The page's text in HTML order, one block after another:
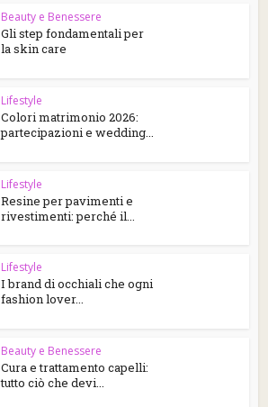
Beauty e Benessere
Gli step fondamentali per
la skin care
Lifestyle
Colori matrimonio 2026:
partecipazioni e wedding...
Lifestyle
Resine per pavimenti e
rivestimenti: perché il...
Lifestyle
I brand di occhiali che ogni
fashion lover...
Beauty e Benessere
Cura e trattamento capelli:
tutto ciò che devi...